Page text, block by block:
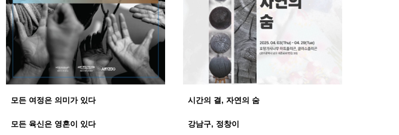
모든 여정은 의미가 있다
모든 육신은 영혼이 있다
시간의 결, 자연의 숨
강남구, 정창이